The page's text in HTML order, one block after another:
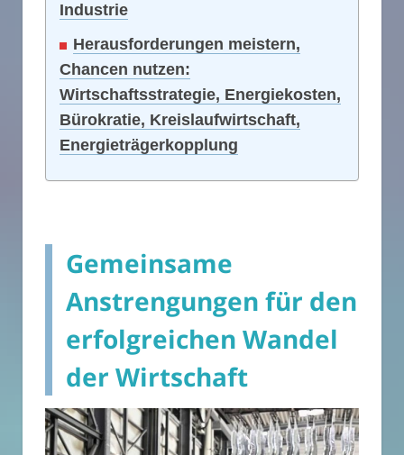
Industrie
Herausforderungen meistern,
Chancen nutzen:
Wirtschaftsstrategie, Energiekosten,
Bürokratie, Kreislaufwirtschaft,
Energieträgerkopplung
Gemeinsame
Anstrengungen für den
erfolgreichen Wandel
der Wirtschaft